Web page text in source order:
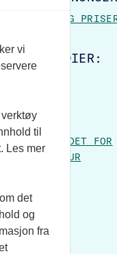
OG
MEDIER:
– FORBUNDET FOR
OG KULTUR
vi
til
Les mer
det
og
fra